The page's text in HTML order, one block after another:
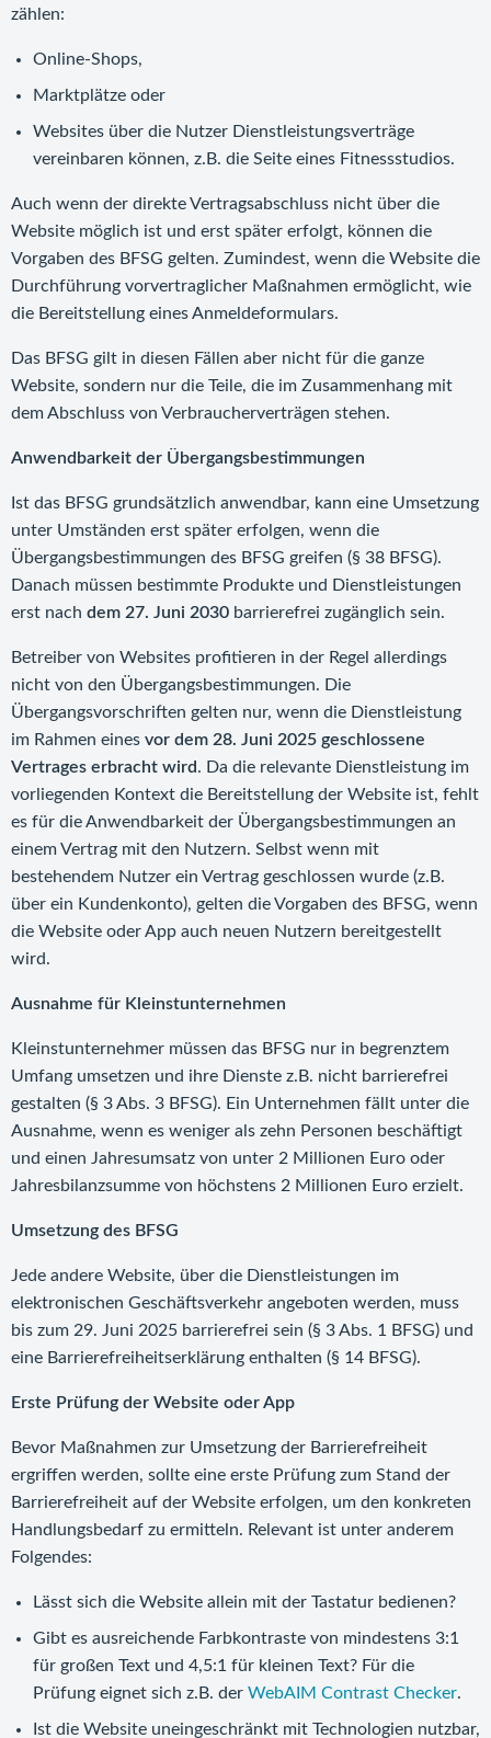
zählen:
Online-Shops,
Marktplätze oder
Websites über die Nutzer Dienstleistungsverträge
vereinbaren können, z.B. die Seite eines Fitnessstudios.
Auch wenn der direkte Vertragsabschluss nicht über die
Website möglich ist und erst später erfolgt, können die
Vorgaben des BFSG gelten. Zumindest, wenn die Website die
Durchführung vorvertraglicher Maßnahmen ermöglicht, wie
die Bereitstellung eines Anmeldeformulars.
Das BFSG gilt in diesen Fällen aber nicht für die ganze
Website, sondern nur die Teile, die im Zusammenhang mit
dem Abschluss von Verbraucherverträgen stehen.
Anwendbarkeit der Übergangsbestimmungen
Ist das BFSG grundsätzlich anwendbar, kann eine Umsetzung
unter Umständen erst später erfolgen, wenn die
Übergangsbestimmungen des BFSG greifen (§ 38 BFSG).
Danach müssen bestimmte Produkte und Dienstleistungen
erst nach dem 27. Juni 2030 barrierefrei zugänglich sein.
Betreiber von Websites profitieren in der Regel allerdings
nicht von den Übergangsbestimmungen. Die
Übergangsvorschriften gelten nur, wenn die Dienstleistung
im Rahmen eines vor dem 28. Juni 2025 geschlossene
Vertrages erbracht wird. Da die relevante Dienstleistung im
vorliegenden Kontext die Bereitstellung der Website ist, fehlt
es für die Anwendbarkeit der Übergangsbestimmungen an
einem Vertrag mit den Nutzern. Selbst wenn mit
bestehendem Nutzer ein Vertrag geschlossen wurde (z.B.
über ein Kundenkonto), gelten die Vorgaben des BFSG, wenn
die Website oder App auch neuen Nutzern bereitgestellt
wird.
Ausnahme für Kleinstunternehmen
Kleinstunternehmer müssen das BFSG nur in begrenztem
Umfang umsetzen und ihre Dienste z.B. nicht barrierefrei
gestalten (§ 3 Abs. 3 BFSG). Ein Unternehmen fällt unter die
Ausnahme, wenn es weniger als zehn Personen beschäftigt
und einen Jahresumsatz von unter 2 Millionen Euro oder
Jahresbilanzsumme von höchstens 2 Millionen Euro erzielt.
Umsetzung des BFSG
Jede andere Website, über die Dienstleistungen im
elektronischen Geschäftsverkehr angeboten werden, muss
bis zum 29. Juni 2025 barrierefrei sein (§ 3 Abs. 1 BFSG) und
eine Barrierefreiheitserklärung enthalten (§ 14 BFSG).
Erste Prüfung der Website oder App
Bevor Maßnahmen zur Umsetzung der Barrierefreiheit
ergriffen werden, sollte eine erste Prüfung zum Stand der
Barrierefreiheit auf der Website erfolgen, um den konkreten
Handlungsbedarf zu ermitteln. Relevant ist unter anderem
Folgendes:
Lässt sich die Website allein mit der Tastatur bedienen?
Gibt es ausreichende Farbkontraste von mindestens 3:1
für großen Text und 4,5:1 für kleinen Text? Für die
Prüfung eignet sich z.B. der WebAIM Contrast Checker.
Ist die Website uneingeschränkt mit Technologien nutzbar,